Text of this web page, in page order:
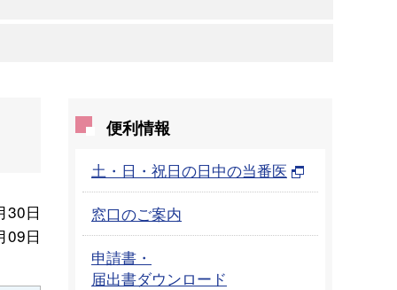
30日
09日
便利情報
土・日・祝日の日中の当番医
窓口のご案内
申請書・
届出書ダウンロード